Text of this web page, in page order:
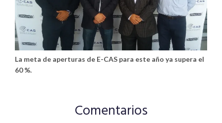
La meta de aperturas de E-CAS para este año ya supera el
60 %.
Comentarios